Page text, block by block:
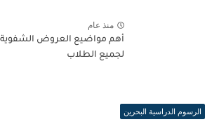
منذ عام
أهم مواضيع العروض الشفوية
لجميع الطلاب
الرسوم الدراسية البحرين